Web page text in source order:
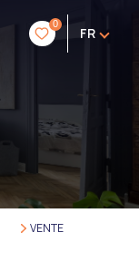
0
FR
VENTE